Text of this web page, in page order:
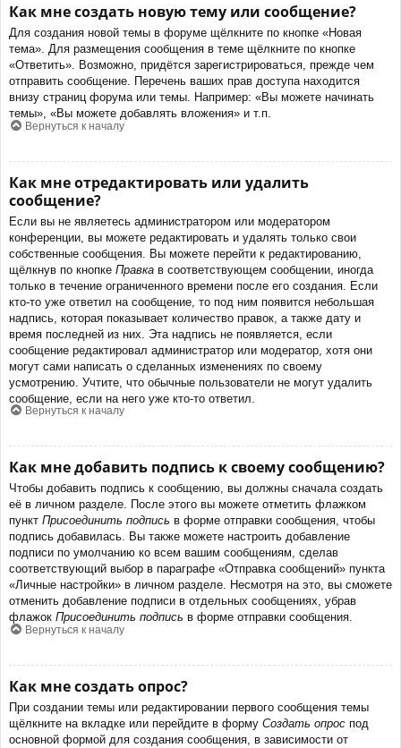
Как мне создать новую тему или сообщение?
Для создания новой темы в форуме щёлкните по кнопке «Новая
тема». Для размещения сообщения в теме щёлкните по кнопке
«Ответить». Возможно, придётся зарегистрироваться, прежде чем
отправить сообщение. Перечень ваших прав доступа находится
внизу страниц форума или темы. Например: «Вы можете начинать
темы», «Вы можете добавлять вложения» и т.п.
Вернуться к началу
Как мне отредактировать или удалить
сообщение?
Если вы не являетесь администратором или модератором
конференции, вы можете редактировать и удалять только свои
собственные сообщения. Вы можете перейти к редактированию,
щёлкнув по кнопке Правка в соответствующем сообщении, иногда
только в течение ограниченного времени после его создания. Если
кто-то уже ответил на сообщение, то под ним появится небольшая
надпись, которая показывает количество правок, а также дату и
время последней из них. Эта надпись не появляется, если
сообщение редактировал администратор или модератор, хотя они
могут сами написать о сделанных изменениях по своему
усмотрению. Учтите, что обычные пользователи не могут удалить
сообщение, если на него уже кто-то ответил.
Вернуться к началу
Как мне добавить подпись к своему сообщению?
Чтобы добавить подпись к сообщению, вы должны сначала создать
её в личном разделе. После этого вы можете отметить флажком
пункт Присоединить подпись в форме отправки сообщения, чтобы
подпись добавилась. Вы также можете настроить добавление
подписи по умолчанию ко всем вашим сообщениям, сделав
соответствующий выбор в параграфе «Отправка сообщений» пункта
«Личные настройки» в личном разделе. Несмотря на это, вы сможете
отменить добавление подписи в отдельных сообщениях, убрав
флажок Присоединить подпись в форме отправки сообщения.
Вернуться к началу
Как мне создать опрос?
При создании темы или редактировании первого сообщения темы
щёлкните на вкладке или перейдите в форму Создать опрос под
основной формой для создания сообщения, в зависимости от